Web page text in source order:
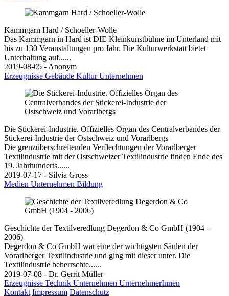
Kammgarn Hard / Schoeller-Wolle
Das Kammgarn in Hard ist DIE Kleinkunstbühne im Unterland mit
bis zu 130 Veranstaltungen pro Jahr. Die Kulturwerkstatt bietet
Unterhaltung auf......
2019-08-05 - Anonym
Erzeugnisse Gebäude KulturUnternehmen
Die Stickerei-Industrie. Offizielles Organ des Centralverbandes der
Stickerei-Industrie der Ostschweiz und Vorarlbergs
Die grenzüberschreitenden Verflechtungen der Vorarlberger
Textilindustrie mit der Ostschweizer Textilindustrie finden Ende des
19. Jahrhunderts......
2019-07-17 - Silvia Gross
Medien Unternehmen Bildung
Geschichte der Textilveredlung Degerdon & Co GmbH (1904 -
2006)
Degerdon & Co GmbH war eine der wichtigsten Säulen der
Vorarlberger Textilindustrie und ging mit dieser unter. Die
Textilindustrie beherrschte......
2019-07-08 - Dr. Gerrit Müller
Erzeugnisse Technik Unternehmen UnternehmerInnen
Kontakt Impressum Datenschutz